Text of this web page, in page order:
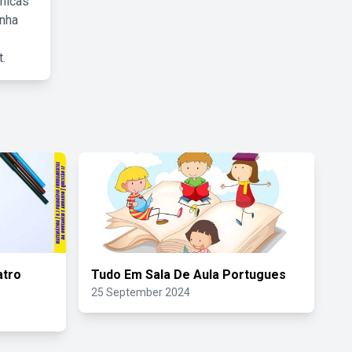
Tudo Em Sala De Aula Portugues
25 September 2024